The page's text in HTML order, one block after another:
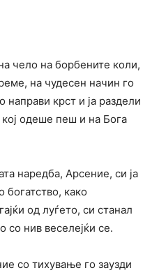
чело на борбените коли,
на чудесен начин го
направи крст и ја раздели
кој одеше пеш и на Бога
наредба, Арсение, си ја
богатство, како
од луѓето, си станал
со нив веселејќи се.
со тихување го заузди